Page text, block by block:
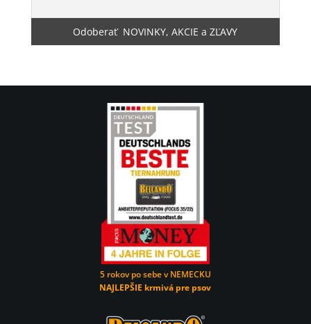
5 rokov po sebe v NEMECKU
NAJLEPŠIE krmivá pre psov